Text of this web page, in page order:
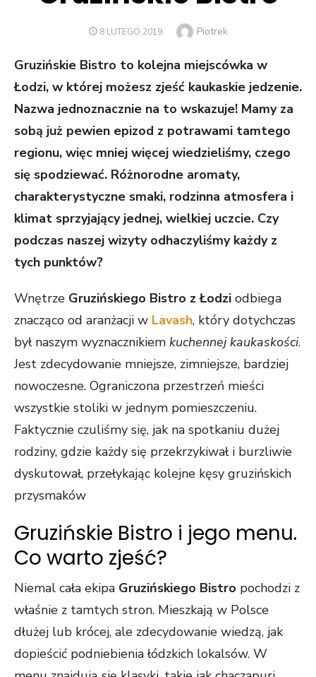
POSTED
8 LUTEGO 2019 Author
Piotrek
Gruzińskie Bistro to kolejna miejscówka w
Łodzi, w której możesz zjeść kaukaskie jedzenie.
Nazwa jednoznacznie na to wskazuje! Mamy za
sobą już pewien epizod z potrawami tamtego
regionu, więc mniej więcej wiedzieliśmy, czego
się spodziewać. Różnorodne aromaty,
charakterystyczne smaki, rodzinna atmosfera i
klimat sprzyjający jednej, wielkiej uczcie. Czy
podczas naszej wizyty odhaczyliśmy każdy z
tych punktów?
Wnętrze Gruzińskiego Bistro z Łodzi odbiega
znacząco od aranżacji w Lavash, który dotychczas
był naszym wyznacznikiem kuchennej kaukaskości.
Jest zdecydowanie mniejsze, zimniejsze, bardziej
nowoczesne. Ograniczona przestrzeń mieści
wszystkie stoliki w jednym pomieszczeniu.
Faktycznie czuliśmy się, jak na spotkaniu dużej
rodziny, gdzie każdy się przekrzykiwał i burzliwie
dyskutował, przełykając kolejne kęsy gruzińskich
przysmaków
Gruzińskie Bistro i jego menu.
Co warto zjeść?
Niemal cała ekipa Gruzińskiego Bistro pochodzi z
właśnie z tamtych stron. Mieszkają w Polsce
dłużej lub krócej, ale zdecydowanie wiedzą, jak
dopieścić podniebienia łódzkich lokalsów. W